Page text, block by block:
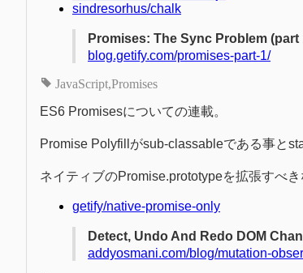
sindresorhus/chalk
Promises: The Sync Problem (part
blog.getify.com/promises-part-1/
JavaScript Promises
ES6 Promisesについての連載。
Promise Polyfillがsub-classableである事と
ネイティブのPromise.prototypeを拡張すべ
getify/native-promise-only
Detect, Undo And Redo DOM
addyosmani.com/blog/mutation-